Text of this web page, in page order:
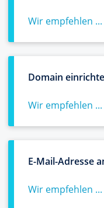
Wir empfehlen ...
Domain
Wir empfehlen ...
E-Mail-Adresse
Wir empfehlen ...